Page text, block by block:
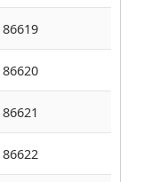
86619
86620
86621
86622